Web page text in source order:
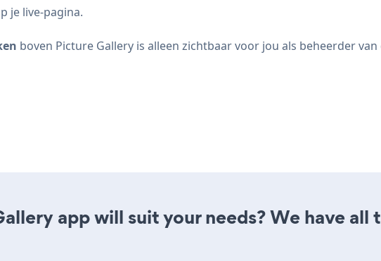
je live-pagina.
boven Picture Gallery is alleen zichtbaar voor jou als beheerder van
app will suit your needs? We have all